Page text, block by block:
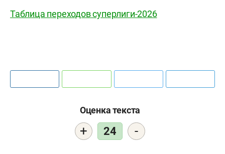
Таблица переходов суперлиги-2026
Оценка текста
+ 24 -